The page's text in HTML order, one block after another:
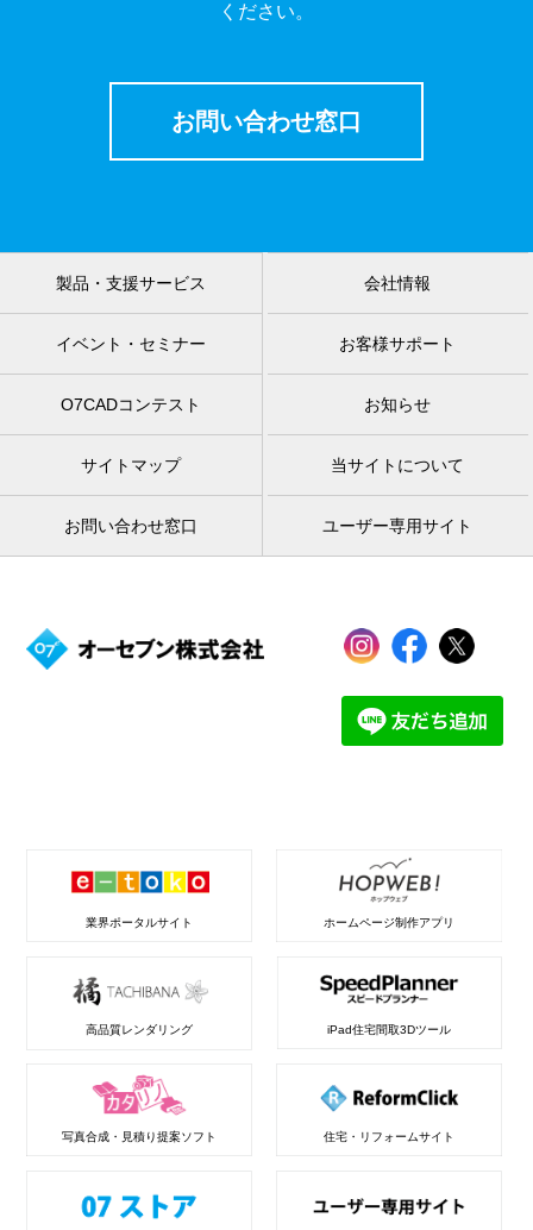
ください。
お問い合わせ窓口
製品・支援サービス 会社情報
イベント・セミナー お客様サポート
O7CADコンテスト お知らせ
サイトマップ 当サイトについて
お問い合わせ窓口 ユーザー専用サイト
業界ポータルサイト ホームページ制作アプリ
高品質レンダリング iPad住宅間取3Dツール
写真合成・見積り提案ソフト 住宅・リフォームサイト